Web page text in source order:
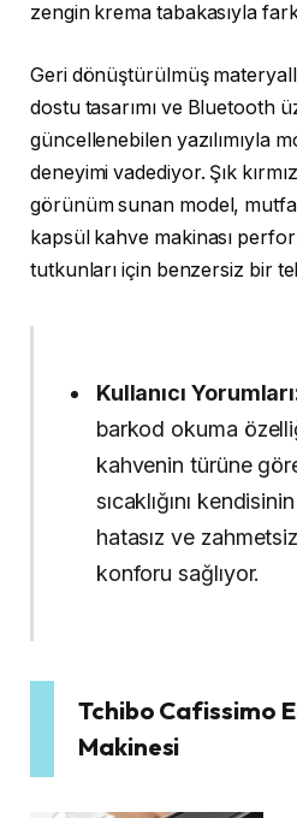
zengin krema tabakasıyla
Geri dönüştürülmüş
dostu tasarımı ve Bluetooth
güncellenebilen yazılımıyla
deneyimi vadediyor. Şık
görünüm sunan model,
kapsül kahve makinası
tutkunları için benzersiz bir
Kullanıcı
barkod okuma
kahvenin türüne
sıcaklığını
hatasız ve
konforu sağlıyor.
Tchibo Cafissimo
Makinesi